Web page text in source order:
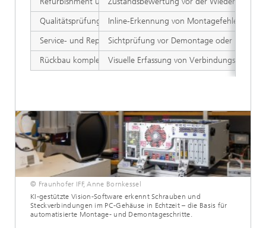
Inline-Erkennung von Montagefehlern
Sichtprüfung vor Demontage oder
Visuelle Erfassung von Verbindungspunkten
Qualitätsprüfung in der Montage
Service- und Reparaturprozesse
Rückbau komplexer Industrieanlagen
© Fraunhofer IFF, Anne Bornkessel
KI-gestützte Vision-Software erkennt Schrauben und
Steckverbindungen im PC-Gehäuse in Echtzeit – die Basis für
automatisierte Montage- und Demontageschritte.